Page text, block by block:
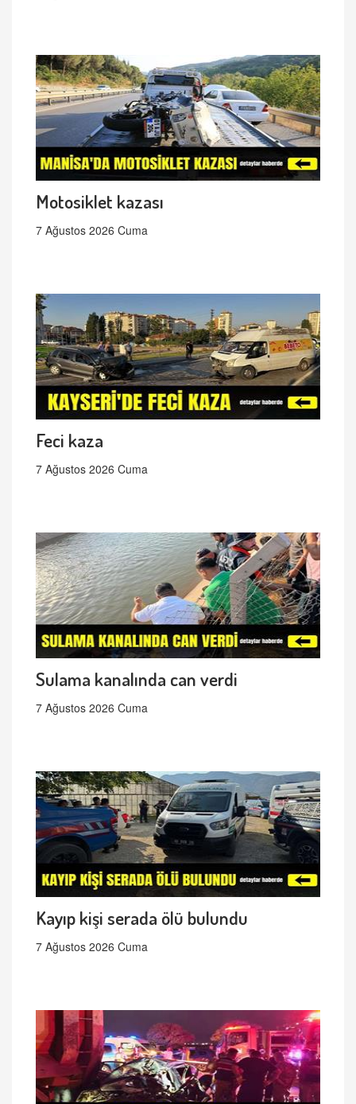
Motosiklet kazası
7 Ağustos 2026 Cuma
Feci kaza
7 Ağustos 2026 Cuma
Sulama kanalında can verdi
7 Ağustos 2026 Cuma
Kayıp kişi serada ölü bulundu
7 Ağustos 2026 Cuma